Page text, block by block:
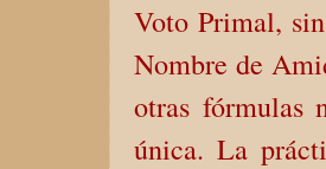
Voto Primal,
Nombre de
otras fórmulas
única. La